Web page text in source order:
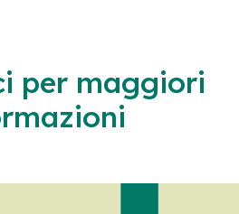
per maggiori